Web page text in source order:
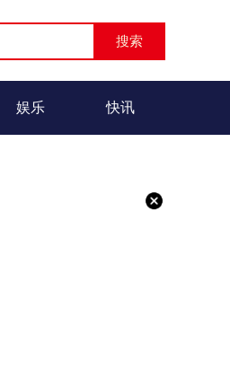
娱乐 快讯